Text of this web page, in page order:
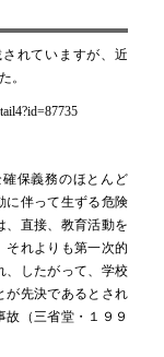
れていますが、近
。
保義務のほとんど
に伴って生ずる危険
、直接、教育活動を
それよりも第一次的
、したがって、学校
が先決であるとされ
（三省堂・１９９